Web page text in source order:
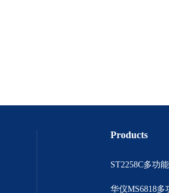
Products
华仪MS6818多